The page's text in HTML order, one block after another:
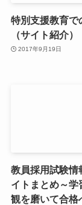
特別支援教育で
（サイト紹介）
2017年9月19日
教員採用試験情
イトまとめ～学
観を磨いて合格